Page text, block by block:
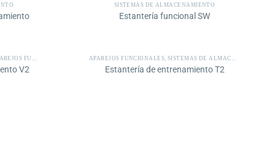
SISTEMAS DE ALMACENAMIENTO
Estantería funcional SW
FUNCIONALES
V2
APAREJOS FUNCIONALES, SISTEMAS DE ALMACENAMIENTO
Estantería de entrenamiento T2